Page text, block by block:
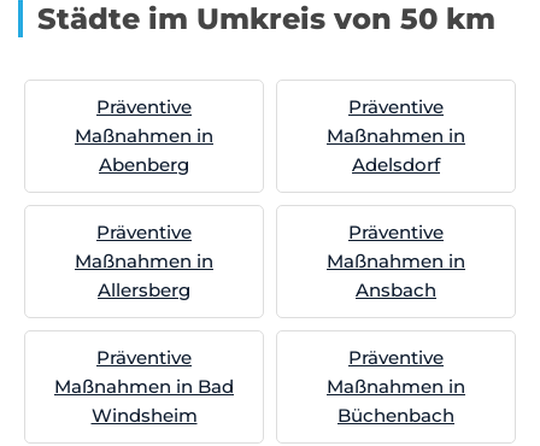
Städte im Umkreis von 50 km
Präventive
Maßnahmen in
Abenberg
Präventive
Maßnahmen in
Adelsdorf
Präventive
Maßnahmen in
Allersberg
Präventive
Maßnahmen in
Ansbach
Präventive
Maßnahmen in Bad
Windsheim
Präventive
Maßnahmen in
Büchenbach